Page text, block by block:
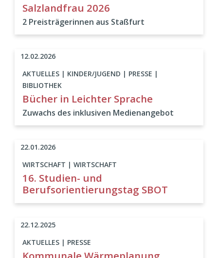
Salzlandfrau 2026
2 Preisträgerinnen aus Staßfurt
AKTUELLES | KINDER/JUGEND | PRESSE |
BIBLIOTHEK
Bücher in Leichter Sprache
Zuwachs des inklusiven Medienangebot
12.02.2026
WIRTSCHAFT | WIRTSCHAFT
16. Studien- und
Berufsorientierungstag SBOT
22.01.2026
AKTUELLES | PRESSE
22.12.2025